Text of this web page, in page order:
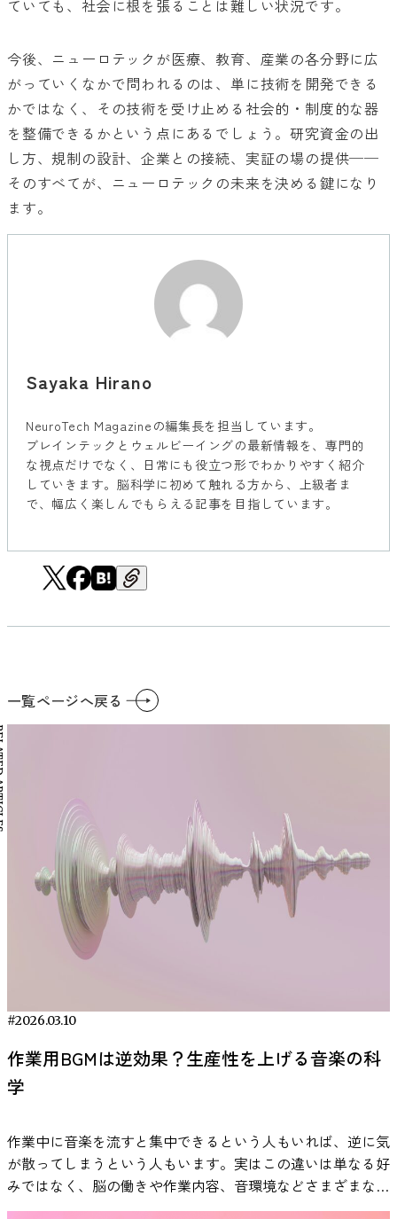
ていても、社会に根を張ることは難しい状況です。
今後、ニューロテックが医療、教育、産業の各分野に広
がっていくなかで問われるのは、単に技術を開発できる
かではなく、その技術を受け止める社会的・制度的な器
を整備できるかという点にあるでしょう。研究資金の出
し方、規制の設計、企業との接続、実証の場の提供──
そのすべてが、ニューロテックの未来を決める鍵になり
ます。
Sayaka Hirano
NeuroTech Magazineの編集長を担当しています。
ブレインテックとウェルビーイングの最新情報を、専門的
な視点だけでなく、日常にも役立つ形でわかりやすく紹介
していきます。脳科学に初めて触れる方から、上級者ま
で、幅広く楽しんでもらえる記事を目指しています。
一覧ページへ戻る
#2026.03.10
作業用BGMは逆効果？生産性を上げる音楽の科
学
作業中に音楽を流すと集中できるという人もいれば、逆に気
が散ってしまうという人もいます。実はこの違いは単なる好
みではなく、脳の働きや作業内容、音環境などさまざまな要
因と関係している可能性があります。 本記事では、研究論